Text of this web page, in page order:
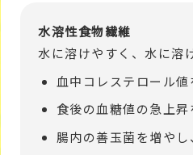
水溶性食物繊維
水に溶けやすく、水に溶
血中コレステロール値
食後の血糖値の急上昇
腸内の善玉菌を増や